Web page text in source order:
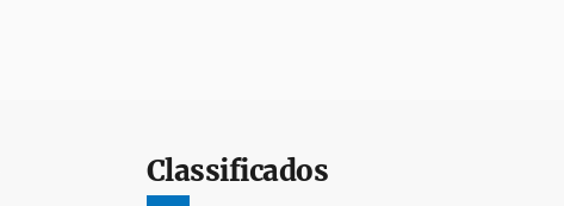
Classificados